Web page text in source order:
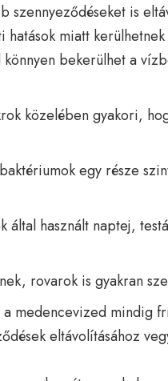
szennyeződéseket is
miatt
bekerülhet a
közelében gyakori,
egy része
által használt naptej,
rovarok is gyakran
medencevized mindig
eltávolításához